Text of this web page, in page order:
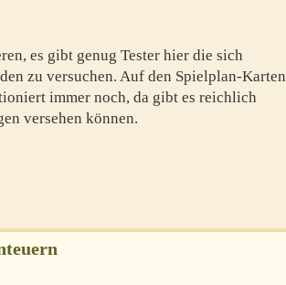
es gibt genug Tester hier die sich
zu versuchen. Auf den Spielplan-Karten
immer noch, da gibt es reichlich
versehen können.